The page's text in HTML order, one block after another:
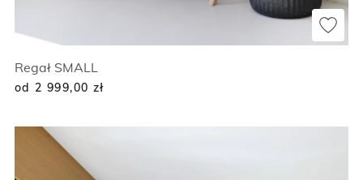
Regał SMALL
od 2 999,00 zł